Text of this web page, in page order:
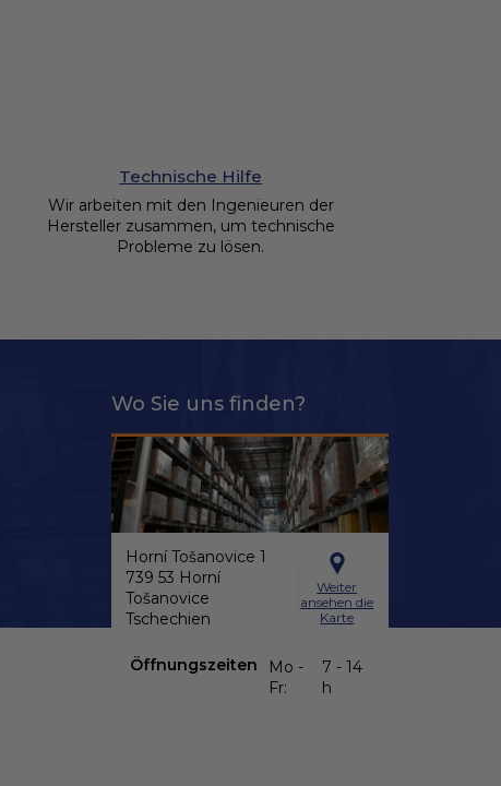
Technische Hilfe
Wir arbeiten mit den Ingenieuren der
Hersteller zusammen, um technische
Probleme zu lösen.
Wo Sie uns finden?
Horní Tošanovice 1
739 53 Horní
Tošanovice
Tschechien
Weiter
ansehen die
Karte
Öffnungszeiten
Mo -
Fr:
7 - 14
h